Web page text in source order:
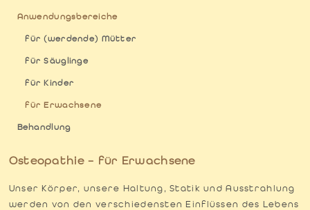
Anwendungsbereiche
für (werdende) Mütter
für Säuglinge
für Kinder
für Erwachsene
Behandlung
Osteopathie – für Erwachsene
Unser Körper, unsere Haltung, Statik und Ausstrahlung
werden von den verschiedensten Einflüssen des Lebens